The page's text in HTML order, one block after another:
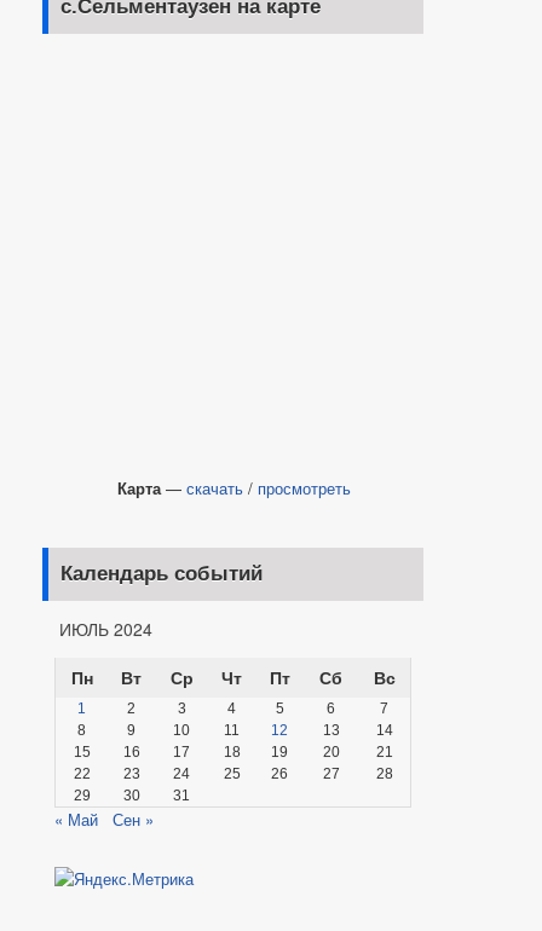
с.Сельментаузен на карте
Карта— скачать / просмотреть
Календарь событий
ИЮЛЬ 2024
Пн
Вт Ср Чт Пт Сб Вс
1 2 3 4 5 6
7
8
9 10 11 12 13
14
15
16 17 18 19 20
21
22
23 24 25 26 27
28
29
30 31
« Май Сен »